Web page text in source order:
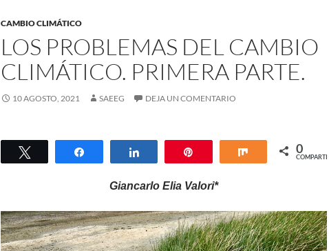
CAMBIO CLIMÁTICO
LOS PROBLEMAS DEL CAMBIO
CLIMÁTICO. PRIMERA PARTE.
10 AGOSTO, 2021 SAEEG DEJA UN COMENTARIO
Twittear Compartir Compartir Compartir
0
COMPARTIR
Giancarlo Elia Valori*